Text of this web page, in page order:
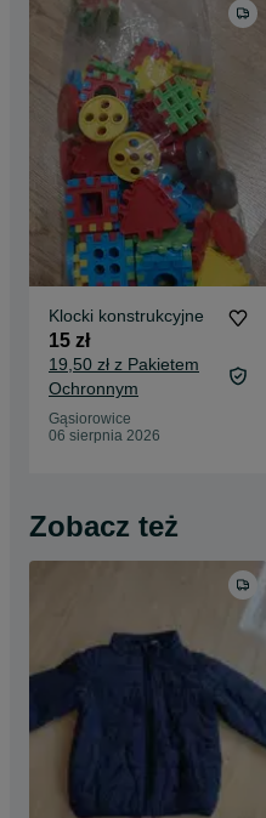
Klocki konstrukcyjne
15 zł
19,50 zł z Pakietem
Ochronnym
Gąsiorowice
06 sierpnia 2026
Zobacz też